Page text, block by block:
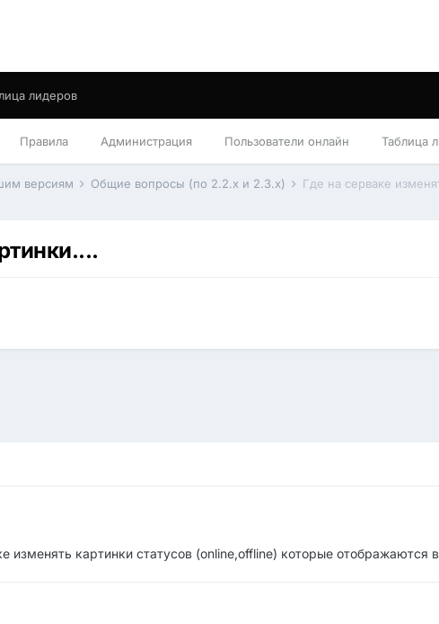
Правила Администрация Пользователи онлайн Таблица
лидеров
версиям Общие вопросы (по 2.2.x и 2.3.x) Где на серваке
изменять картинки статусов (online,offline) которые отображаются